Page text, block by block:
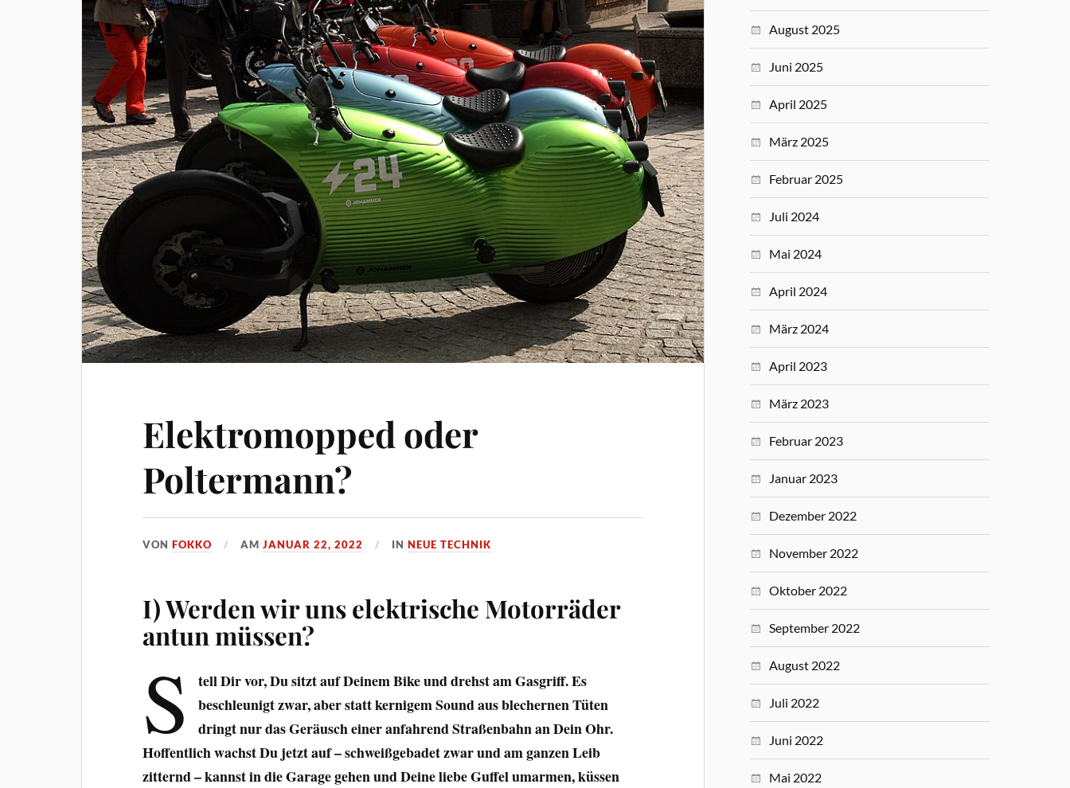
Elektromopped oder
Poltermann?
VONFOKKO AMJANUAR 22, 2022 INNEUE TECHNIK
I) Werden wir uns elektrische Motorräder
antun müssen?
S
tell Dir vor, Du sitzt auf Deinem Bike und drehst am Gasgriff. Es
beschleunigt zwar, aber statt kernigem Sound aus blechernen Tüten
dringt nur das Geräusch einer anfahrend Straßenbahn an Dein Ohr.
Hoffentlich wachst Du jetzt auf – schweißgebadet zwar und am ganzen Leib
zitternd – kannst in die Garage gehen und Deine liebe Guffel umarmen, küssen
August 2025
Juni 2025
April 2025
März 2025
Februar 2025
Juli 2024
Mai 2024
April 2024
März 2024
April 2023
März 2023
Februar 2023
Januar 2023
Dezember 2022
November 2022
Oktober 2022
September 2022
August 2022
Juli 2022
Juni 2022
Mai 2022